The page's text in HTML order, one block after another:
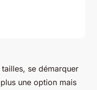
se démarquer
une option mais